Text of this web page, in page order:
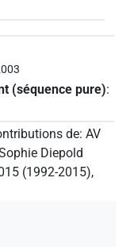
(séquence pure):
de: AV
Diepold
(1992-2015),